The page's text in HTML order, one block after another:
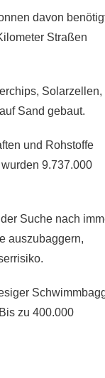
davon
Straßen
Solarzellen,
Sand gebaut.
und Rohstoffe
9.737.000
Suche nach
auszubaggern,
zu 400.000